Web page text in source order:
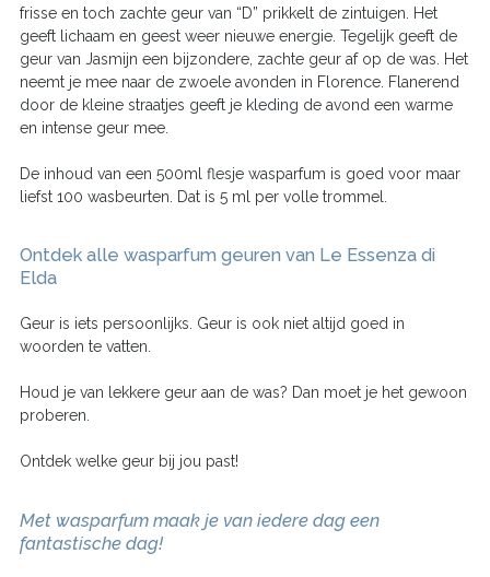
frisse en toch zachte geur van “D” prikkelt de zintuigen. Het
geeft lichaam en geest weer nieuwe energie. Tegelijk geeft de
geur van Jasmijn een bijzondere, zachte geur af op de was. Het
neemt je mee naar de zwoele avonden in Florence. Flanerend
door de kleine straatjes geeft je kleding de avond een warme
en intense geur mee.
De inhoud van een 500ml flesje wasparfum is goed voor maar
liefst 100 wasbeurten. Dat is 5 ml per volle trommel.
Ontdek alle wasparfum geuren van Le Essenza di
Elda
Geur is iets persoonlijks. Geur is ook niet altijd goed in
woorden te vatten.
Houd je van lekkere geur aan de was? Dan moet je het gewoon
proberen.
Ontdek welke geur bij jou past!
Met wasparfum maak je van iedere dag een
fantastische dag!